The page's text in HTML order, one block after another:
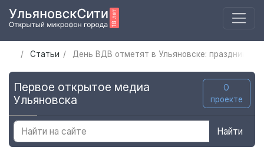
Статьи День ВДВ отметят в Ульяновске: праздник в
Первое открытое медиа
Ульяновска
О
проекте
Найти